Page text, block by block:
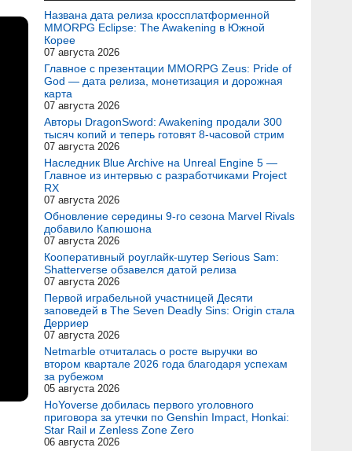
Названа дата релиза кроссплатформенной
MMORPG Eclipse: The Awakening в Южной
Корее
07 августа 2026
Главное с презентации MMORPG Zeus: Pride of
God — дата релиза, монетизация и дорожная
карта
07 августа 2026
Авторы DragonSword: Awakening продали 300
тысяч копий и теперь готовят 8-часовой стрим
07 августа 2026
Наследник Blue Archive на Unreal Engine 5 —
Главное из интервью с разработчиками Project
RX
07 августа 2026
Обновление середины 9-го сезона Marvel Rivals
добавило Капюшона
07 августа 2026
Кооперативный роуглайк-шутер Serious Sam:
Shatterverse обзавелся датой релиза
07 августа 2026
Первой играбельной участницей Десяти
заповедей в The Seven Deadly Sins: Origin стала
Дерриер
07 августа 2026
Netmarble отчиталась о росте выручки во
втором квартале 2026 года благодаря успехам
за рубежом
05 августа 2026
HoYoverse добилась первого уголовного
приговора за утечки по Genshin Impact, Honkai:
Star Rail и Zenless Zone Zero
06 августа 2026